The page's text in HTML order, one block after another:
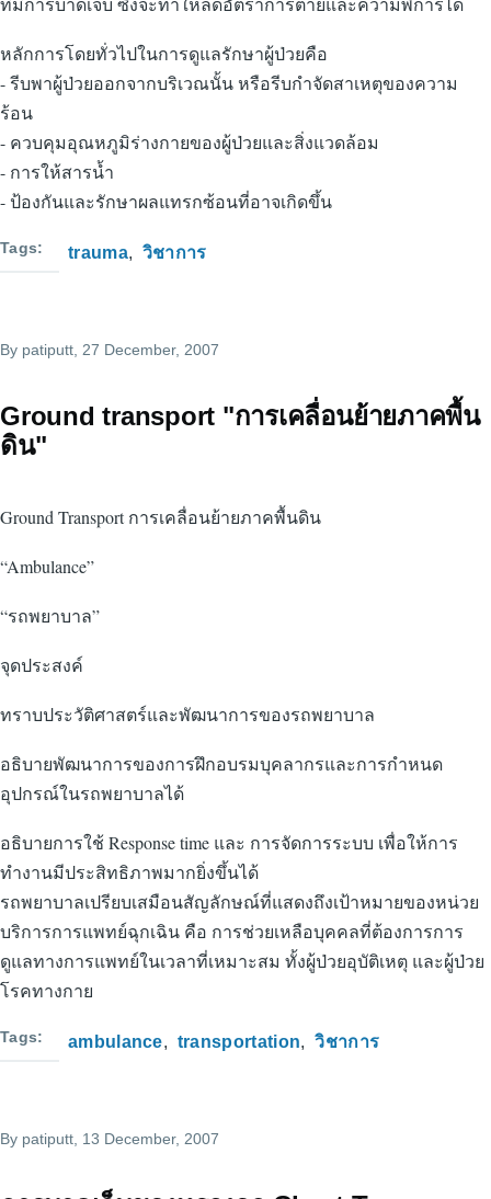
หลักการโดยทั่วไปในการดูแลรักษาผู้ป่วยคือ
- รีบพาผู้ป่วยออกจากบริเวณนั้น หรือรีบกำจัดสาเหตุของความ
ร้อน
- ควบคุมอุณหภูมิร่างกายของผู้ป่วยและสิ่งแวดล้อม
- การให้สารน้ำ
- ป้องกันและรักษาผลแทรกซ้อนที่อาจเกิดขึ้น
Tags trauma วิชาการ
By patiputt , 27 December, 2007
Ground transport "การเคลื่อนย้ายภาคพื้น
ดิน"
Ground Transport การเคลื่อนย้ายภาคพื้นดิน
“Ambulance”
“รถพยาบาล”
จุดประสงค์
ทราบประวัติศาสตร์และพัฒนาการของรถพยาบาล
อธิบายพัฒนาการของการฝึกอบรมบุคลากรและการกำหนด
อุปกรณ์ในรถพยาบาลได้
อธิบายการใช้ Response time และ การจัดการระบบ เพื่อให้การ
ทำงานมีประสิทธิภาพมากยิ่งขึ้นได้
รถพยาบาลเปรียบเสมือนสัญลักษณ์ที่แสดงถึงเป้าหมายของหน่วย
บริการการแพทย์ฉุกเฉิน คือ การช่วยเหลือบุคคลที่ต้องการการ
ดูแลทางการแพทย์ในเวลาที่เหมาะสม ทั้งผู้ป่วยอุบัติเหตุ และผู้ป่วย
โรคทางกาย
Tags ambulance transportation วิชาการ
By patiputt , 13 December, 2007